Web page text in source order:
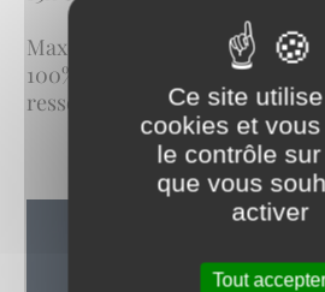
Maxence Lardy propose des
100% maison, avec une
resserrée pour privilégier
Ce site
cookies et
le contrôle
que vous
activer
Tout